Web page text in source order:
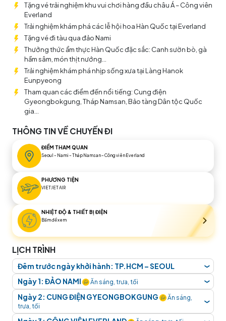
màu. Đây chắc chắn sẽ là hành trình du lịch khó quên – nơi
bạn vừa khám phá, vừa tận hưởng, vừa lưu giữ những
khoảnh khắc đẹp nhất của mùa hè.
Tặng vé trải nghiệm khu vui chơi hàng đầu châu Á – Công viên
Everland
Trải nghiệm khám phá các lễ hội hoa Hàn Quốc tại Everland
Tặng vé đi tàu qua đảo Nami
Thưởng thức ẩm thực Hàn Quốc đặc sắc: Canh sườn bò, gà
hầm sâm, món thịt nướng...
Trải nghiệm khám phá nhịp sống xưa tại Làng Hanok
Eunpyeong
Tham quan các điểm đến nổi tiếng: Cung điện
Gyeongbokgung, Tháp Namsan, Bảo tàng Dân tộc Quốc
gia...
THÔNG TIN VỀ CHUYẾN ĐI
ĐIỂM THAM QUAN
Seoul – Nami – Tháp Namsan – Công viên Everland
PHƯƠNG TIỆN
VIETJET AIR
NHIỆT ĐỘ & THIẾT BỊ ĐIỆN
Bấm để xem
LỊCH TRÌNH
Đêm trước ngày khởi hành: TP.HCM – SEOUL ❮
Quý khách tập trung tại sân bay
Tân Sơn Nhất, Ga
Quốc Tế.Hướng dẫn viên đón và hỗ trợ quý khách
làm thủ tục đáp chuyến bay đi
Đoàn nghỉ đêm trên máy bay.
Ngày 1: ĐẢO NAMI Ăn sáng, trưa, tối ❮
Chuyến bay dự kiến:VJ 862 SGN ICN 02:40
09:40
Ngày 2: CUNG ĐIỆN GYEONGBOKGUNG
Ăn sáng,
trưa, tối
❮